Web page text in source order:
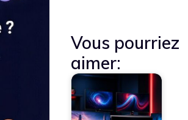
Vous pourriez
aimer: